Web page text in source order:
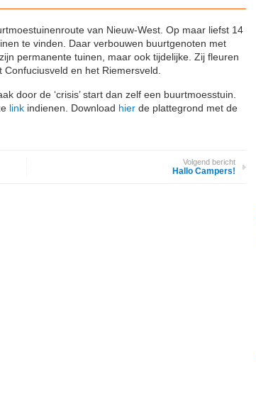
van Nieuw-West. Op maar liefst 14
te vinden. Daar verbouwen buurtgenoten met
permanente tuinen, maar ook tijdelijke. Zij fleuren
en het Riemersveld.
door de ‘crisis’ start dan zelf een buurtmoesstuin.
link indienen. Download hier de plattegrond met de
Volgend bericht
Hallo Campers!